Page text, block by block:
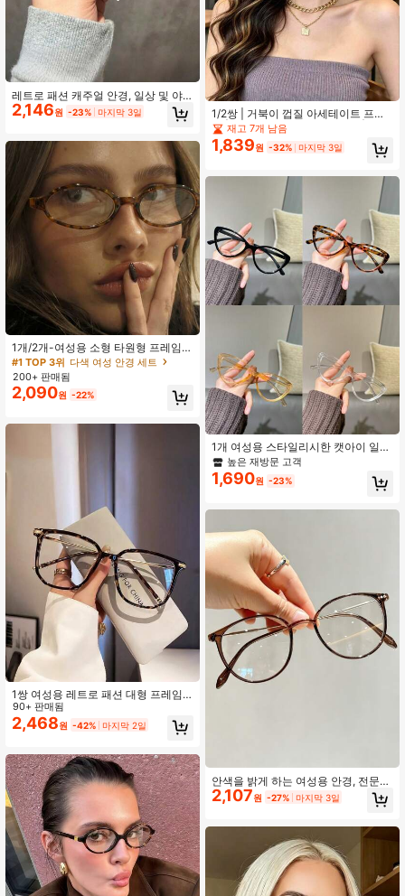
레트로 패션 캐주얼 안경, 일상 및 야
외 착용에 적합
2,146원 -23% 마지막 3일
1개/2개-여성용 소형 타원형 프레임
플레인 렌즈 안경, Y2K 레트로 스타일
컴퓨터 안경, 일상 착용을 위한 맞춤형
소형 타원형 프레임
#1 TOP 3위 다색 여성 안경 세트
200+ 판매됨
2,090원 -22%
1쌍 여성용 레트로 패션 대형 프레임
미니멀리스트 안경 (안경 케이스 미포
함)
90+ 판매됨
2,468원 -42% 마지막 2일
1/2쌍 | 거북이 껍질 아세테이트 프레
임 | 라운드 프레임 비처방 안경 | 일상
출퇴근 자연스러운 룩 | 미국 빈티지
가을/겨울 아이웨어
재고 7개 남음
1,839원 -32% 마지막 3일
1개 여성용 스타일리시한 캣아이 일상
패션 플래노 안경
높은 재방문 고객
1,690원 -23%
안색을 밝게 하는 여성용 안경, 전문적
인 직장을 위한 프렌치 스타일, 레트로
일본 미학, 슬리밍
2,107원 -27% 마지막 3일